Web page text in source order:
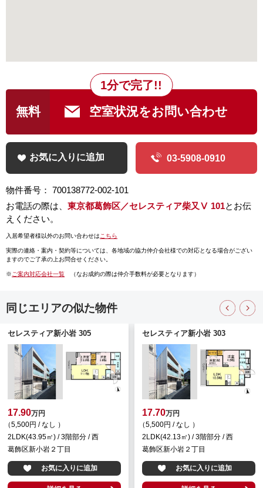
無料 空室状況をお問い合わせ
1分で完了!!
お気に入りに追加 03-5908-0910
物件番号： 700138772-002-101
お電話の際は、東京都葛飾区／セレスティア柴又Ⅴ 101とお伝
えください。
入居希望者様以外のお問い合わせはこちら
実際の連絡・案内・契約等については、各地域の協力仲介会社様での対応となる場合がござい
ますのでご了承の上お問合せください。
※ご案内対応会社一覧 （なお成約の際は仲介手数料が必要となります）
同じエリアの似た物件
セレスティア新小岩 305
17.90万円
（5,500円 / なし ）
2LDK(43.95㎡) / 3階部分 / 西
葛飾区新小岩２丁目
お気に入りに追加
セレスティア新小岩 303
17.70万円
（5,500円 / なし ）
2LDK(42.13㎡) / 3階部分 / 西
葛飾区新小岩２丁目
お気に入りに追加